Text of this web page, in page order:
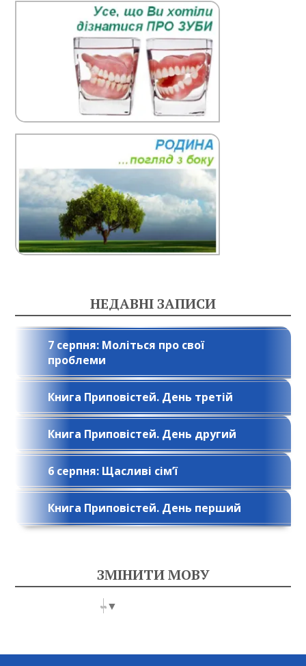
НЕДАВНІ ЗАПИСИ
7 серпня: Моліться про свої
проблеми
Книга Приповістей. День третій
Книга Приповістей. День другий
6 серпня: Щасливі сім’ї
Книга Приповістей. День перший
ЗМІНИТИ МОВУ
Select Language ▼